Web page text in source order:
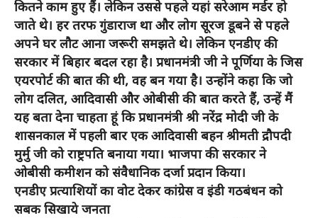
कितने काम हुए हैं। लेकिन उससे पहले यहां सरेआम मर्डर हो
जाते थे। हर तरफ गुंडाराज था और लोग सूरज डूबने से पहले
अपने घर लौट आना जरूरी समझते थे। लेकिन एनडीए की
सरकार में बिहार बदल रहा है। प्रधानमंत्री जी ने पूर्णिया के जिस
एयरपोर्ट की बात की थी, वह बन गया है। उन्होंने कहा कि जो
लोग दलित, आदिवासी और ओबीसी की बात करते हैं, उन्हें मैं
यह बता देना चाहता हूं कि प्रधानमंत्री श्री नरेंद्र मोदी जी के
शासनकाल में पहली बार एक आदिवासी बहन श्रीमती द्रौपदी
मुर्मु जी को राष्ट्रपति बनाया गया। भाजपा की सरकार ने
ओबीसी कमीशन को संवैधानिक दर्जा प्रदान किया।
एनडीए प्रत्याशियों का वोट देकर कांग्रेस व इंडी गठबंधन को
सबक सिखाये जनता